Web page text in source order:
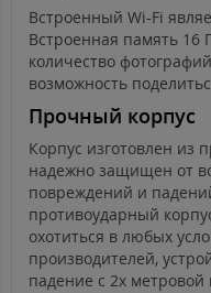
Встроенный Wi-Fi
Встроенная память 16
количество
возможность
Прочный корпус
Корпус изготовлен из
надежно защищен от
повреждений и
противоударный
охотиться в любых
производителей,
падение с 2х метровой